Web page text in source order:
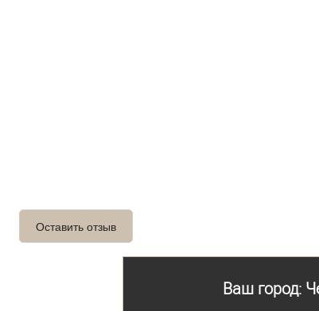
Ваш город:
Оставить отзыв